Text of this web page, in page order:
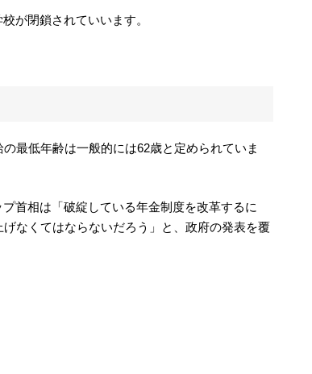
が閉鎖されていいます。
最低年齢は一般的には62歳と定められていま
首相は「破綻している年金制度を改革するに
なくてはならないだろう」と、政府の発表を覆